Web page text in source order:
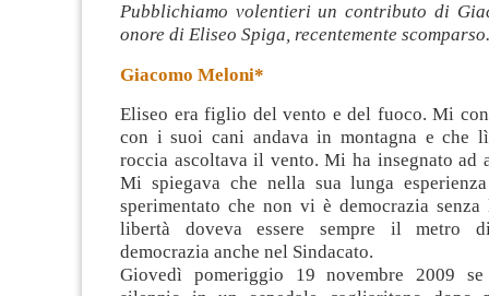
Pubblichiamo volentieri un contributo di
onore di Eliseo Spiga, recentemente scomparso.
Giacomo Meloni*
Eliseo era figlio del vento e del fuoco. Mi
con i suoi cani andava in montagna e che
roccia ascoltava il vento. Mi ha insegnato ad
Mi spiegava che nella sua lunga
sperimentato che non vi è democrazia
libertà doveva essere sempre il metro
democrazia anche nel Sindacato.
Giovedì pomeriggio 19 novembre 2009